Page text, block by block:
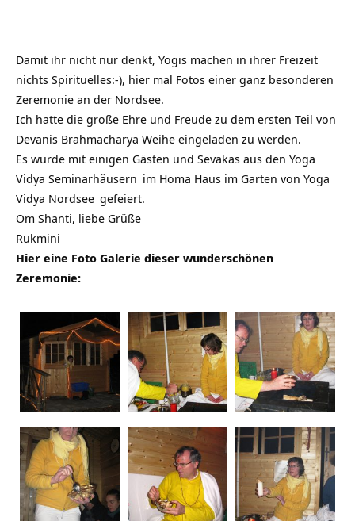
Damit ihr nicht nur denkt, Yogis machen in ihrer Freizeit
nichts Spirituelles:-), hier mal Fotos einer ganz besonderen
Zeremonie an der Nordsee.
Ich hatte die große Ehre und Freude zu dem ersten Teil von
Devanis Brahmacharya Weihe eingeladen zu werden.
Es wurde mit einigen Gästen und Sevakas aus den Yoga
Vidya Seminarhäusern im Homa Haus im Garten von Yoga
Vidya Nordsee gefeiert.
Om Shanti, liebe Grüße
Rukmini
Hier eine Foto Galerie dieser wunderschönen
Zeremonie: